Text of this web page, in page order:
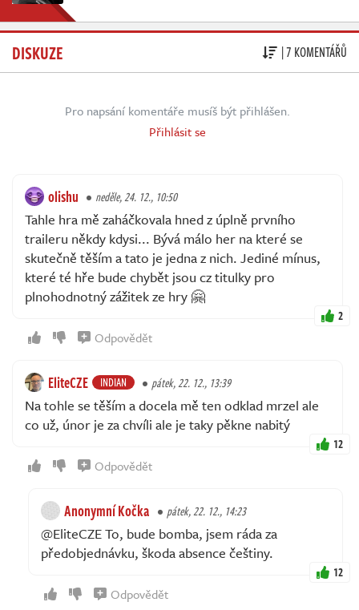
DISKUZE | 7 KOMENTÁŘŮ
Pro napsání komentáře musíš být přihlášen.
Přihlásit se
olishu neděle, 24. 12., 10:50
Tahle hra mě zaháčkovala hned z úplně prvního
traileru někdy kdysi... Bývá málo her na které se
skutečně těším a tato je jedna z nich. Jediné mínus,
které té hře bude chybět jsou cz titulky pro
plnohodnotný zážitek ze hry 🤗
2
Odpovědět
EliteCZE INDIAN pátek, 22. 12., 13:39
Na tohle se těším a docela mě ten odklad mrzel ale
co už, únor je za chvíli ale je taky pěkne nabitý
12
Odpovědět
Anonymní Kočka pátek, 22. 12., 14:23
@EliteCZE To, bude bomba, jsem ráda za
předobjednávku, škoda absence češtiny.
12
Odpovědět